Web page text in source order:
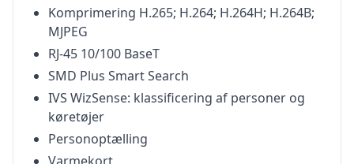
Komprimering H.265; H.264; H.264H; H.264B;
MJPEG
RJ-45 10/100 BaseT
SMD Plus Smart Search
IVS WizSense: klassificering af personer og
køretøjer
Personoptælling